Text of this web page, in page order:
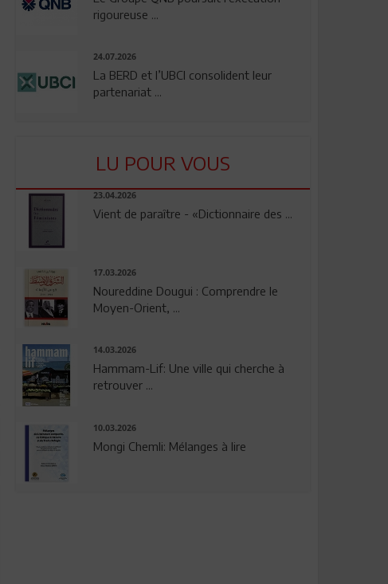
rigoureuse ...
24.07.2026
La BERD et l’UBCI consolident leur
partenariat ...
LU POUR VOUS
23.04.2026
Vient de paraître - «Dictionnaire des ...
17.03.2026
Noureddine Dougui : Comprendre le
Moyen-Orient, ...
14.03.2026
Hammam-Lif: Une ville qui cherche à
retrouver ...
10.03.2026
Mongi Chemli: Mélanges à lire